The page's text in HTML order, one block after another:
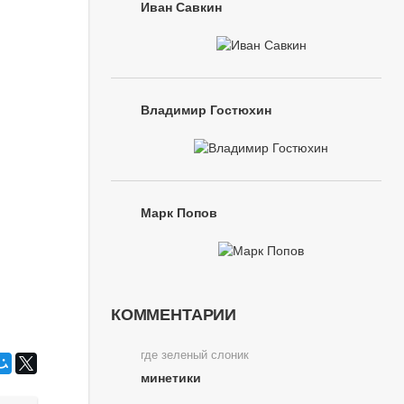
Иван Савкин
Владимир Гостюхин
Марк Попов
КОММЕНТАРИИ
где зеленый слоник
минетики